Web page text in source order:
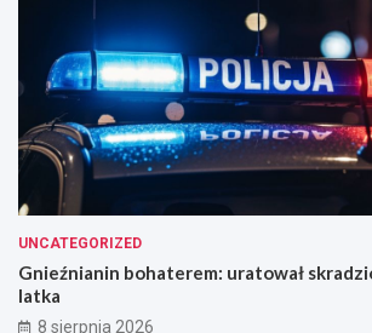
UNCATEGORIZED
Gnieźnianin bohaterem: uratował
latka
8 sierpnia 2026